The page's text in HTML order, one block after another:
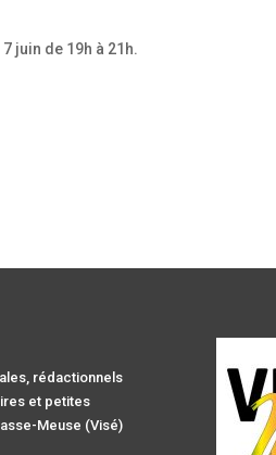
juin de 19h à 21h.
rédactionnels
et petites
Meuse (Visé)